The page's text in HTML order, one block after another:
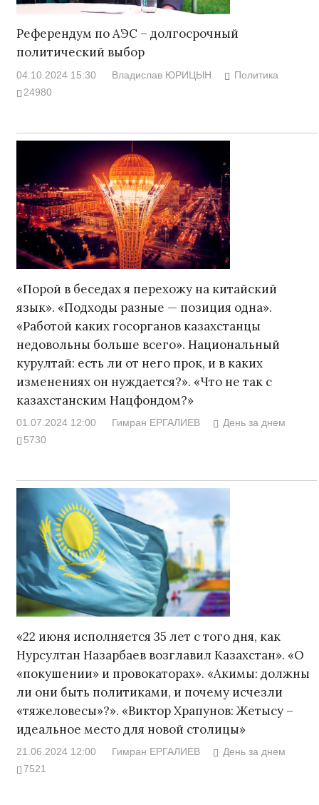
Референдум по АЭС – долгосрочный
политический выбор
04.10.2024 15:30 Владислав ЮРИЦЫН
Политика
24980
«Порой в беседах я перехожу на китайский
язык». «Подходы разные — позиция одна».
«Работой каких госорганов казахстанцы
недовольны больше всего». Национальный
курултай: есть ли от него прок, и в каких
изменениях он нуждается?». «Что не так с
казахстанским Нацфондом?»
01.07.2024 12:00 Гимран ЕРГАЛИЕВ
День за днем
5730
«22 июня исполняется 35 лет с того дня, как
Нурсултан Назарбаев возглавил Казахстан». «О
«покушении» и провокаторах». «Акимы: должны
ли они быть политиками, и почему исчезли
«тяжеловесы»?». «Виктор Храпунов: Жетысу –
идеальное место для новой столицы»
21.06.2024 12:00 Гимран ЕРГАЛИЕВ
День за днем
7521